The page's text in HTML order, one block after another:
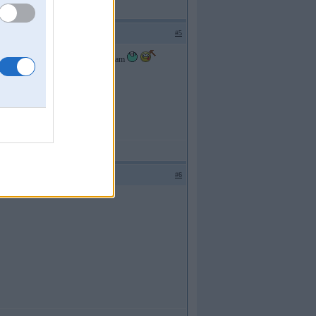
#5
un tas ir ļoti svarīgi....bet tikai viņam
#6